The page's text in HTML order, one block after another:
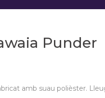
Punder
amb suau polièster.